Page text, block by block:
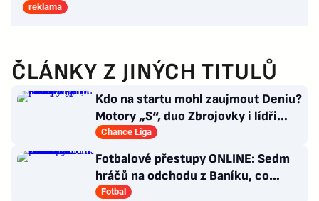
reklama
ČLÁNKY Z JINÝCH TITULŮ
Kdo na startu mohl zaujmout Deniu?
Motory „S“, duo Zbrojovky i lídři
pohárových zástupců
Chance Liga
Fotbalové přestupy ONLINE: Sedm
hráčů na odchodu z Baníku, co
situace kolem Nombila?
Fotbal